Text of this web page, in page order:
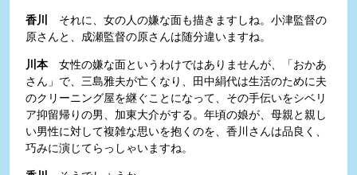
香川 それに、女の人の嫌な面も描きますしね。小津監督の
原さんと、成瀬監督の原さんは随分違いますね。
川本女性の嫌な面というわけではありませんが、「おかあ
さん」で、三島雅夫が亡くなり、田中絹代は生活のために夫
のクリーニング屋を継ぐことになって、その手伝いをシベリ
ア抑留帰りの男、加東大介がする。年頃の娘が、母親と親し
い男性に対して複雑な思いを抱くのを、香川さんは品良く、
巧みに演じてらっしゃいますね。